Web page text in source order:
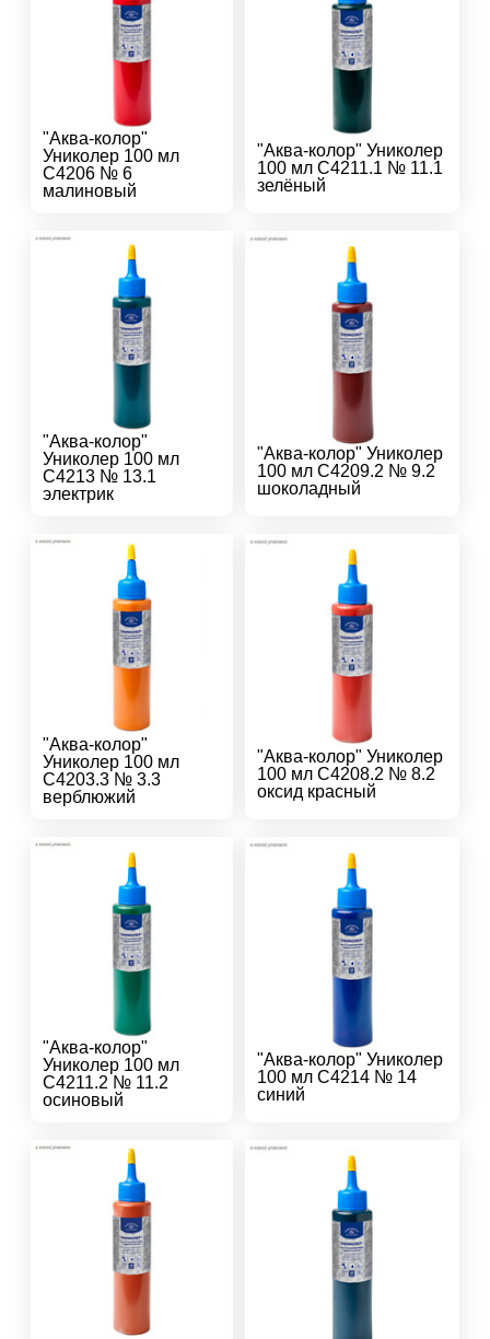
"Аква-колор"
Униколер 100 мл
С4206 № 6
малиновый
"Аква-колор" Униколер
100 мл С4211.1 № 11.1
зелёный
"Аква-колор"
Униколер 100 мл
С4213 № 13.1
электрик
"Аква-колор" Униколер
100 мл С4209.2 № 9.2
шоколадный
"Аква-колор"
Униколер 100 мл
С4203.3 № 3.3
верблюжий
"Аква-колор" Униколер
100 мл С4208.2 № 8.2
оксид красный
"Аква-колор"
Униколер 100 мл
С4211.2 № 11.2
осиновый
"Аква-колор" Униколер
100 мл С4214 № 14
синий